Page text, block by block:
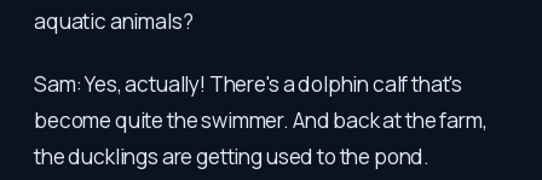
aquatic animals?
Sam: Yes, actually! There's a dolphin calf that's
become quite the swimmer. And back at the farm,
the ducklings are getting used to the pond.